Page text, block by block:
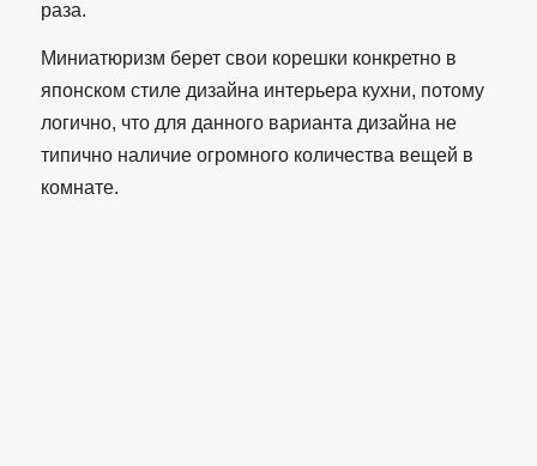
раза.
Миниатюризм берет свои корешки конкретно в
японском стиле дизайна интерьера кухни, потому
логично, что для данного варианта дизайна не
типично наличие огромного количества вещей в
комнате.